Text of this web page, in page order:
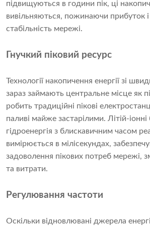
підвищуються в години пік, ці
вивільняються, пожинаючи прибуток
стабільність мережі.
Гнучкий піковий ресурс
Технології накопичення енергії зі
зараз займають центральне місце як
робить традиційні пікові
паливі майже застарілими. Літій-іонні
гідроенергія з блискавичним часом
вимірюється в мілісекундах,
задоволення пікових потреб мережі,
та витрати.
Регулювання частоти
Оскільки відновлювані джерела